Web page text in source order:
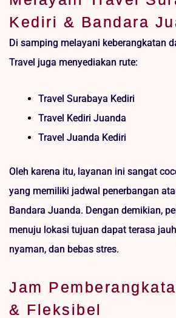
Kediri & Bandara
Di samping melayani keberangkatan
Travel juga menyediakan rute:
Travel Surabaya Kediri
Travel Kediri Juanda
Travel Juanda Kediri
Oleh karena itu, layanan ini sangat
yang memiliki jadwal penerbangan
Bandara Juanda. Dengan demikian,
menuju lokasi tujuan dapat terasa
nyaman, dan bebas stres.
Jam
& Fleksibel